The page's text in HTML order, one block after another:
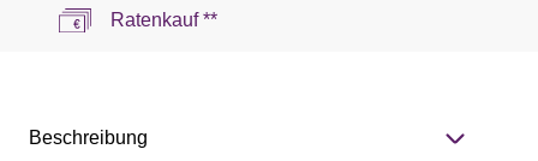
Ratenkauf **
Beschreibung